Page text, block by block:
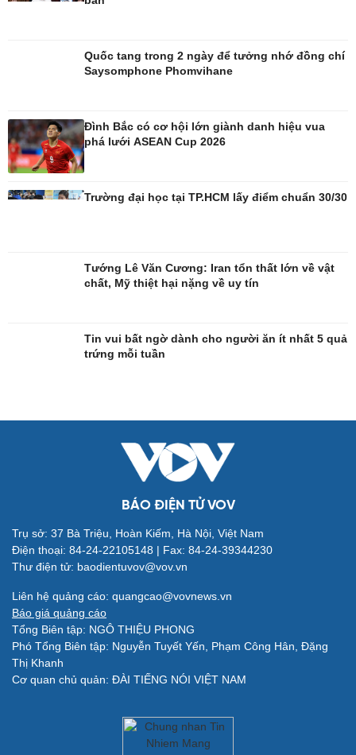
Giải trí
Nghệ sĩ
Quân sự - Quốc phòng
Vũ khí
Việt Nam
Phân tích
Quốc tang trong 2 ngày để tưởng nhớ đồng chí
Saysomphone Phomvihane
Đình Bắc có cơ hội lớn giành danh hiệu vua
phá lưới ASEAN Cup 2026
Trường đại học tại TP.HCM lấy điểm chuẩn 30/30
Tướng Lê Văn Cương: Iran tổn thất lớn về vật
chất, Mỹ thiệt hại nặng về uy tín
Tin vui bất ngờ dành cho người ăn ít nhất 5 quả
trứng mỗi tuần
BÁO ĐIỆN TỬ VOV
Trụ sở: 37 Bà Triệu, Hoàn Kiếm, Hà Nội, Việt Nam
Điện thoại: 84-24-22105148 | Fax: 84-24-39344230
Thư điện tử: baodientuvov@vov.vn
Liên hệ quảng cáo: quangcao@vovnews.vn
Báo giá quảng cáo
Tổng Biên tập: NGÔ THIỆU PHONG
Phó Tổng Biên tập: Nguyễn Tuyết Yến, Phạm Công Hân, Đặng
Thị Khanh
Cơ quan chủ quản: ĐÀI TIẾNG NÓI VIỆT NAM